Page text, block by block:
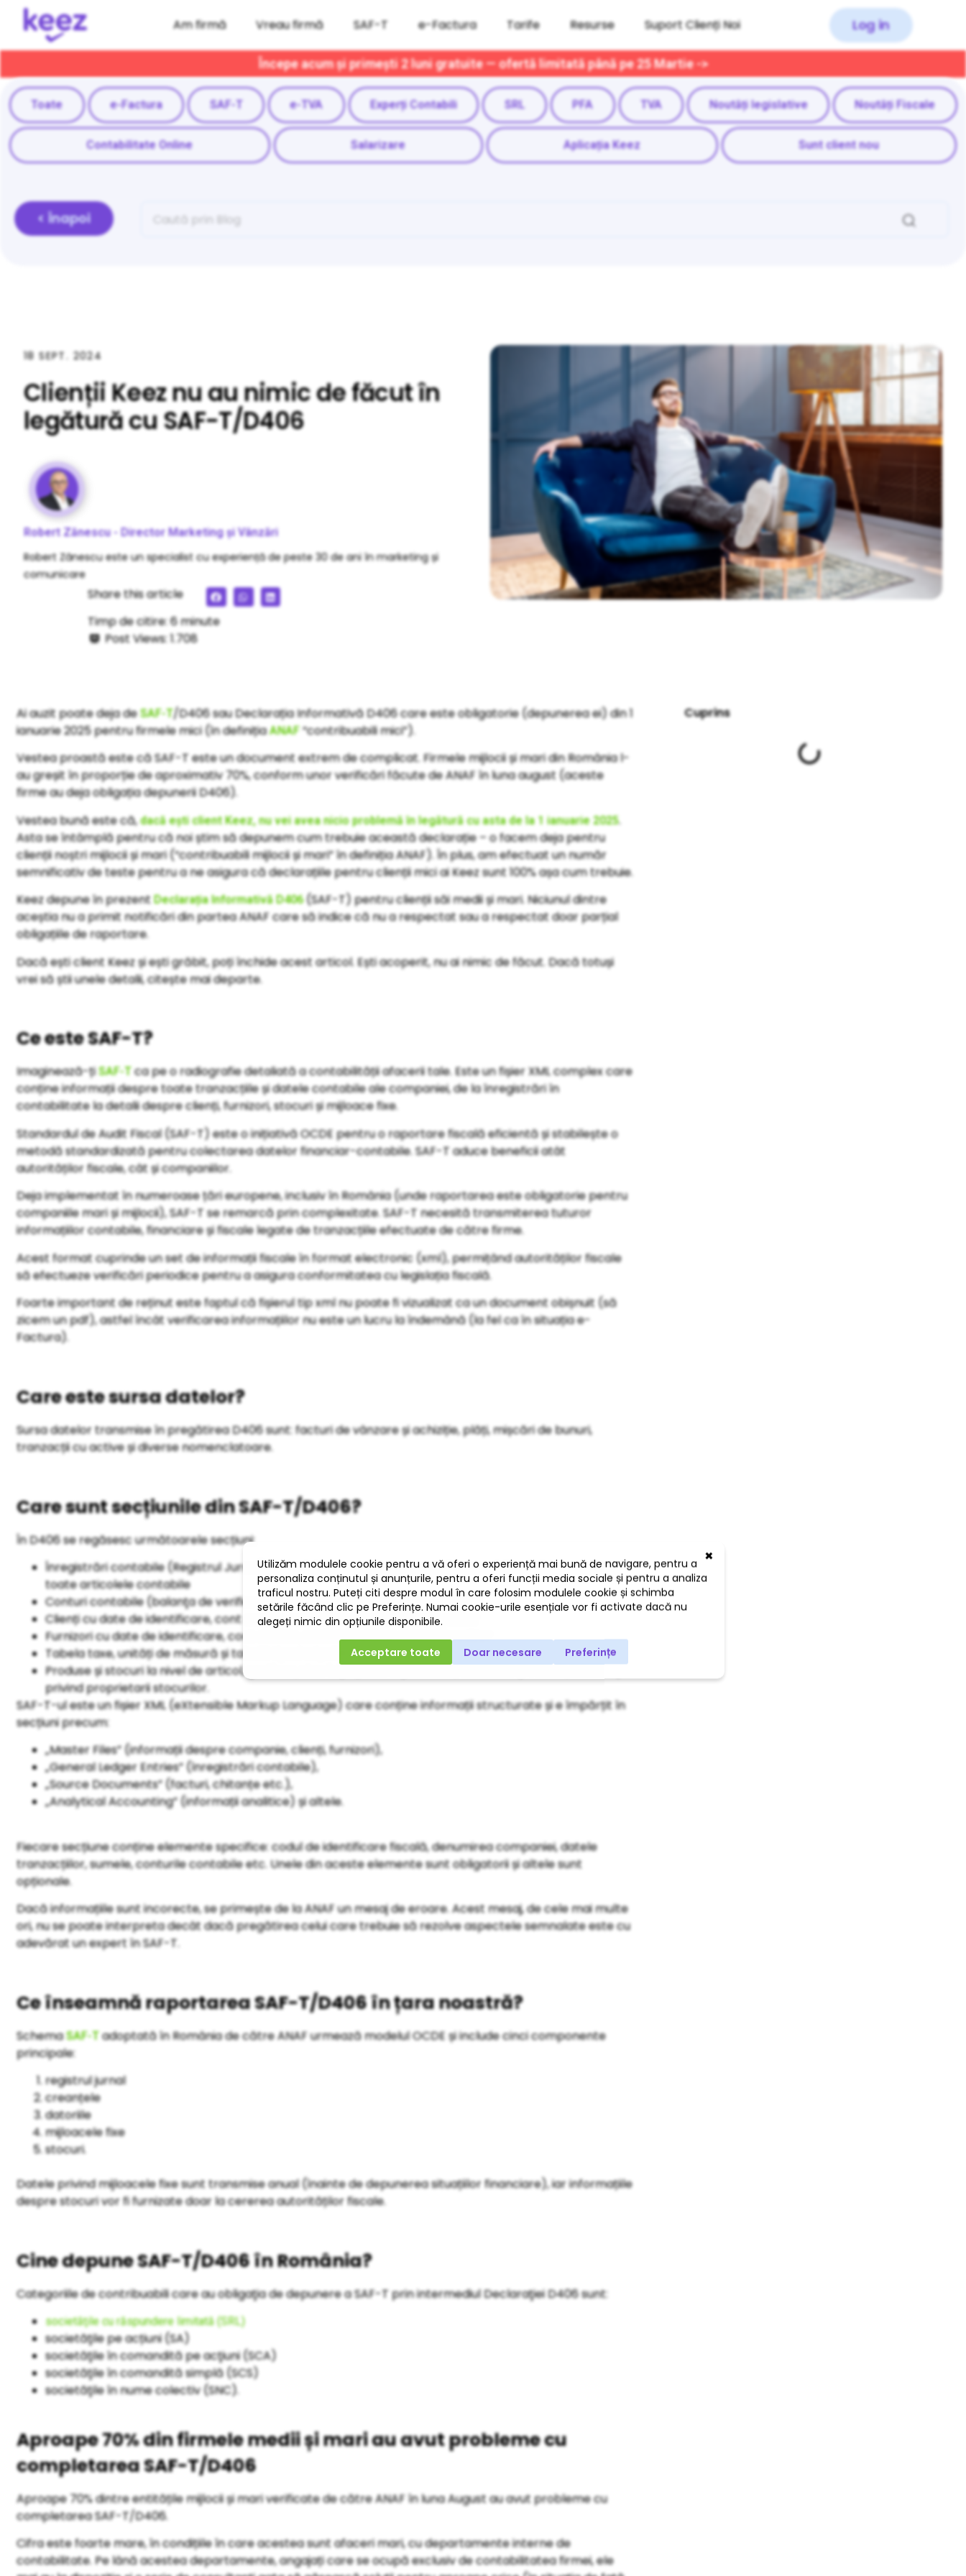
Am firmă Vreau firmă SAF-T e-Factura Tarife Resurse Suport Clienți Noi Log in
Începe acum și primești 2 luni gratuite — ofertă limitată până pe 25 Martie ->
Toate e-Factura SAF-T e-TVA Experți Contabili SRL PFA TVA Noutăți legislative Noutăți Fiscale
Contabilitate Online Salarizare Aplicația Keez Sunt client nou
< Înapoi
18 SEPT. 2024
Clienții Keez nu au nimic de făcut în
legătură cu SAF-T/D406
Robert Zănescu - Director Marketing și Vânzări
Robert Zănescu este un specialist cu experiență de peste 30 de ani în marketing și
comunicare
Share this article
Timp de citire: 6minute
Post Views: 1.708
Ai auzit poate deja deSAF-T/D406 sau Declarația Informativă D406 care este obligatorie (depunerea ei) din 1
ianuarie 2025 pentru firmele mici (în definițiaANAF“contribuabili mici”).
Vestea proastă este că SAF-T este un document extrem de complicat. Firmele mijlocii și mari din România l-
au greșit în proporție de aproximativ 70%, conform unor verificări făcute de ANAF în luna august (aceste
firme au deja obligația depunerii D406).
Vestea bună este că,dacă ești client Keez, nu vei avea nicio problemă în legătură cu asta de la 1 ianuarie 2025.
Asta se întâmplă pentru că noi știm să depunem cum trebuie această declarație – o facem deja pentru
clienții noștri mijlocii și mari (“contribuabili mijlocii și mari” în definiția ANAF). În plus, am efectuat un număr
semnificativ de teste pentru a ne asigura că declarațiile pentru clienții mici ai Keez sunt 100% așa cum trebuie.
Keez depune în prezentDeclarația Informativă D406(SAF-T) pentru clienții săi medii și mari. Niciunul dintre
aceștia nu a primit notificări din partea ANAF care să indice că nu a respectat sau a respectat doar parțial
obligațiile de raportare.
Dacă ești client Keez și ești grăbit, poți închide acest articol. Ești acoperit, nu ai nimic de făcut. Dacă totuși
vrei să știi unele detalii, citește mai departe.
Ce este SAF-T?
Imaginează-țiSAF-Tca pe o radiografie detaliată a contabilității afacerii tale. Este un fișier XML complex care
conține informații despre toate tranzacțiile și datele contabile ale companiei, de la înregistrări în
contabilitate la detalii despre clienți, furnizori, stocuri și mijloace fixe.
Standardul de Audit Fiscal (SAF-T) este o inițiativă OCDE pentru o raportare fiscală eficientă și stabilește o
metodă standardizată pentru colectarea datelor financiar-contabile. SAF-T aduce beneficii atât
autorităților fiscale, cât și companiilor.
Deja implementat în numeroase țări europene, inclusiv în România (unde raportarea este obligatorie pentru
companiile mari și mijlocii), SAF-T se remarcă prin complexitate. SAF-T necesită transmiterea tuturor
informațiilor contabile, financiare și fiscale legate de tranzacțiile efectuate de către firme.
Acest format cuprinde un set de informații fiscale în format electronic (xml), permițând autorităților fiscale
să efectueze verificări periodice pentru a asigura conformitatea cu legislația fiscală.
Foarte important de reținut este faptul că fișierul tip xml nu poate fi vizualizat ca un document obișnuit (să
zicem un pdf), astfel încât verificarea informațiilor nu este un lucru la îndemână (la fel ca în situația e-
Factura).
Care este sursa datelor?
Sursa datelor transmise în pregătirea D406 sunt: facturi de vânzare și achiziție, plăți, mișcări de bunuri,
tranzacții cu active și diverse nomenclatoare.
Care sunt secțiunile din SAF-T/D406?
În D406 se regăsesc următoarele secțiuni:
Înregistrări contabile (Registrul Jurnal) la nivel de tranzacție, pe conturile contabile analitice pentru
toate articolele contabile
Conturi contabile (balanţa de verificare cu sold iniţial şi sold final al perioadei).
Clienți cu date de identificare, cont analitic, sold inițial și final debitor/creditor
Furnizori cu date de identificare, cont analitic, sold inițial și final debitor/creditor
Tabela taxe, unități de măsură și tabelă tipuri mișcări
Produse și stocuri la nivel de articol, gestiune, stoc inițial/final al perioadei, cantitativ și valoric, informații
privind proprietarii stocurilor.
SAF-T-ul este un fișier XML (eXtensible Markup Language) care conține informații structurate și e împărțit în
secțiuni precum:
„Master Files” (informații despre companie, clienți, furnizori),
„General Ledger Entries” (înregistrări contabile),
„Source Documents” (facturi, chitanțe etc.),
„Analytical Accounting” (informații analitice) și altele.
Fiecare secțiune conține elemente specifice: codul de identificare fiscală, denumirea companiei, datele
tranzacțiilor, sumele, conturile contabile etc. Unele din aceste elemente sunt obligatorii și altele sunt
opționale.
Dacă informațiile sunt incorecte, se primește de la ANAF un mesaj de eroare. Acest mesaj, de cele mai multe
ori, nu se poate interpreta decât dacă pregătirea celui care trebuie să rezolve aspectele semnalate este cu
adevărat un expert în SAF-T.
Ce înseamnă raportarea SAF-T/D406 în țara noastră?
SchemaSAF-Tadoptată în România de către ANAF urmează modelul OCDE și include cinci componente
principale:
registrul jurnal
creanțele
datoriile
mijloacele fixe
stocuri.
Datele privind mijloacele fixe sunt transmise anual (înainte de depunerea situațiilor financiare), iar informațiile
despre stocuri vor fi furnizate doar la cererea autorităților fiscale.
Cine depune SAF-T/D406 în România?
Categoriile de contribuabili care au obligaţia de depunere a SAF-T prin intermediul Declaraţiei D406 sunt:
societăţile cu răspundere limitată (SRL)
societăţile pe acțiuni (SA)
societăţile în comandită pe acţiuni (SCA)
societăţile în comandită simplă (SCS)
societăţile în nume colectiv (SNC).
Aproape 70% din firmele medii și mari au avut probleme cu
completarea SAF-T/D406
Aproape 70% dintre entitățile mijlocii și mari verificate de către ANAF în luna August au avut probleme cu
completarea SAF-T/D406.
Cifra este foarte mare, în condițiile în care acestea sunt afaceri mari, cu departamente interne de
contabilitate. Pe lână acestea departamente, angajați care se ocupă exclusiv de contabilitatea firmei, ele
Cuprins